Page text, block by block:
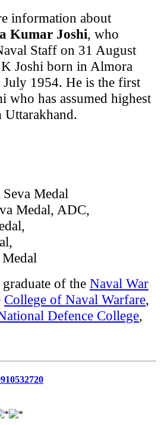
information about
Kumar Joshi, who
Staff on 31 August
Joshi born in Almora
1954. He is the first
who has assumed highest
Uttarakhand.
Medal
Medal, ADC,
of the Naval War
College of Naval Warfare,
Defence College,